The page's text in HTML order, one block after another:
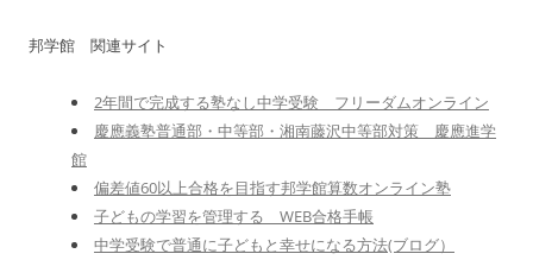
邦学館 関連サイト
2年間で完成する塾なし中学受験 フリーダムオンライン
慶應義塾普通部・中等部・湘南藤沢中等部対策 慶應進学
館
偏差値60以上合格を目指す邦学館算数オンライン塾
子どもの学習を管理する WEB合格手帳
中学受験で普通に子どもと幸せになる方法(ブログ）